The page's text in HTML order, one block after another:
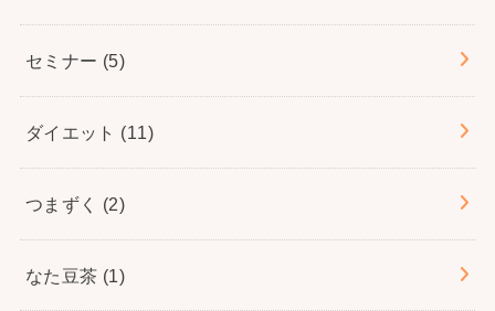
セミナー (5)
ダイエット (11)
つまずく (2)
なた豆茶 (1)